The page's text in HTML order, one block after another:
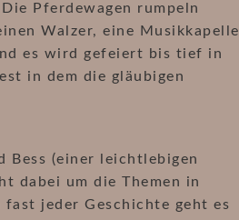
Pferdewagen rumpeln
Walzer, eine Musikkapelle
es wird gefeiert bis tief in
in dem die gläubigen
Bess (einer leichtlebigen
dabei um die Themen in
jeder Geschichte geht es